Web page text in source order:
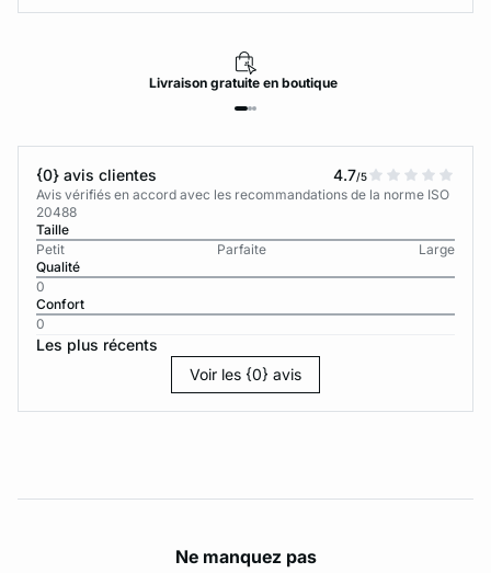
Livraisongratuiteen boutique
{0} avis clientes 4.7/5
Avis vérifiés en accord avec les recommandations de la norme ISO
20488
Taille
Petit
Parfaite
Large
Qualité
0
Confort
0
Les plus récents
Voir les {0} avis
Ne manquez pas